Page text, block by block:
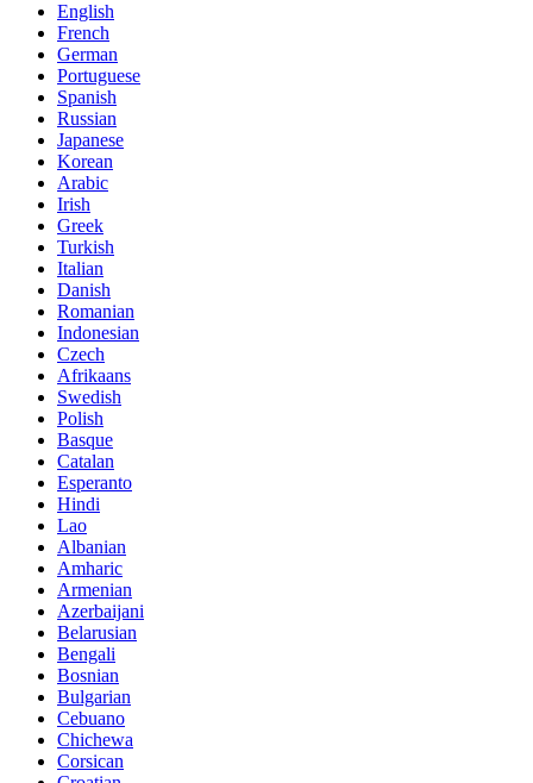
English
French
German
Portuguese
Spanish
Russian
Japanese
Korean
Arabic
Irish
Greek
Turkish
Italian
Danish
Romanian
Indonesian
Czech
Afrikaans
Swedish
Polish
Basque
Catalan
Esperanto
Hindi
Lao
Albanian
Amharic
Armenian
Azerbaijani
Belarusian
Bengali
Bosnian
Bulgarian
Cebuano
Chichewa
Corsican